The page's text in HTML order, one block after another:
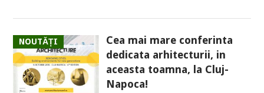
NOUTĂȚI
Cea mai mare conferinta
dedicata arhitecturii, in
aceasta toamna, la Cluj-
Napoca!